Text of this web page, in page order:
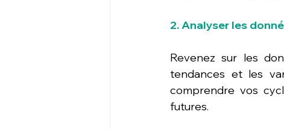
2. Analyser les
Revenez sur les
tendances et les
comprendre vos
futures.